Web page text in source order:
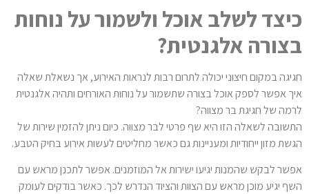
כיצד לשלב אוכל ולשמור על נוחות
בצורה אלגנטית?
חגיגה במקום חיצוני יכולה לתרום רבות לנראות האירוע, אך נשאלת שאלה
איך אפשר לספק אוכל בצורה שתשמור על נוחות האורחים ותהיה אלגנטית
לרמה של חגיגת בר מצווה?
התשובה לשאלה הזו היא שף פרטי לבר מצווה. כיום ניתן להזמין שירות של
הגשת מזון ייחודיות ומעניינות גם כאשר מחליטים לעשות אירוע בחיק הטבע.
אפשר לבקש שהמנות יגיעו ישירות אל המוזמנים. אפשר לתכנן מראש עם
השף יגיע מוכן מראש עם הצוות והציוד הנדרש לכך. כאשר בודקים לעומק